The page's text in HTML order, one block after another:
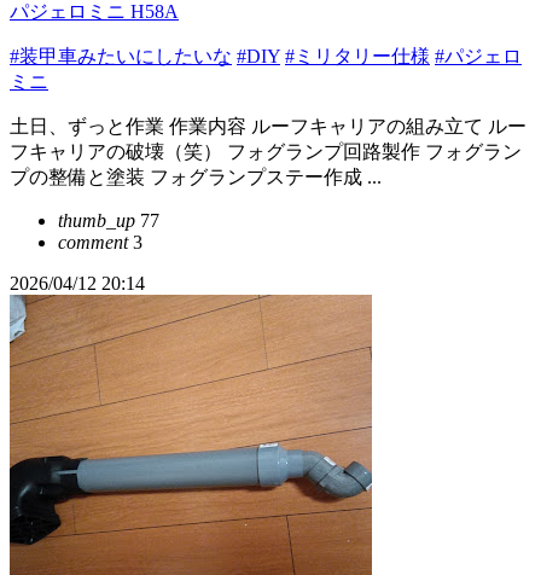
パジェロミニ H58A
#装甲車みたいにしたいな #DIY #ミリタリー仕様 #パジェロ
ミニ
土日、ずっと作業 作業内容 ルーフキャリアの組み立て ルー
フキャリアの破壊（笑） フォグランプ回路製作 フォグラン
プの整備と塗装 フォグランプステー作成 ...
thumb_up 77
comment3
2026/04/12 20:14